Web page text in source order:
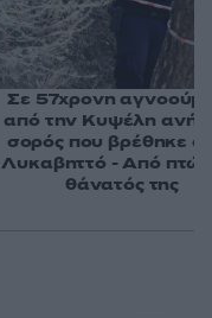
Σε 57χρονη
από την Κυψέλη
σορός που βρέθηκε
Λυκαβηττό - Από
θάνατός της